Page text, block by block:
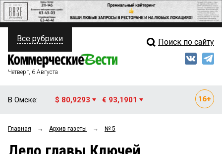
ПОЛИТИКА
ФИНАНСЫ
ОБЩЕСТВО
Свежий выпуск
Рейтинги
Все рубрики Поиск по сайту
Четверг, 6 Августа
В Омске: $ 80,9293 € 93,1901
Главная → Архив газеты → № 5